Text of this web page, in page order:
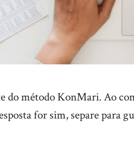
método KonMari. Ao
for sim, separe para